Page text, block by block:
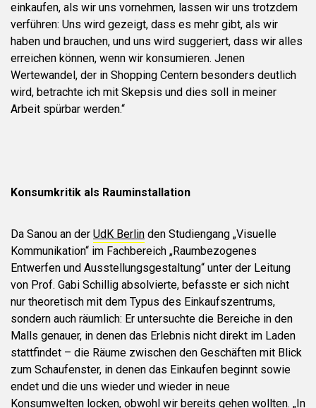
einkaufen, als wir uns vornehmen, lassen wir uns trotzdem
verführen: Uns wird gezeigt, dass es mehr gibt, als wir
haben und brauchen, und uns wird suggeriert, dass wir alles
erreichen können, wenn wir konsumieren. Jenen
Wertewandel, der in Shopping Centern besonders deutlich
wird, betrachte ich mit Skepsis und dies soll in meiner
Arbeit spürbar werden.“
Konsumkritik als Rauminstallation
Da Sanou an der UdK Berlin den Studiengang „Visuelle
Kommunikation“ im Fachbereich „Raumbezogenes
Entwerfen und Ausstellungsgestaltung“ unter der Leitung
von Prof. Gabi Schillig absolvierte, befasste er sich nicht
nur theoretisch mit dem Typus des Einkaufszentrums,
sondern auch räumlich: Er untersuchte die Bereiche in den
Malls genauer, in denen das Erlebnis nicht direkt im Laden
stattfindet – die Räume zwischen den Geschäften mit Blick
zum Schaufenster, in denen das Einkaufen beginnt sowie
endet und die uns wieder und wieder in neue
Konsumwelten locken, obwohl wir bereits gehen wollten. „In